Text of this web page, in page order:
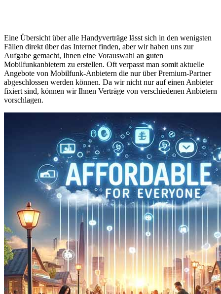
Eine Übersicht über alle Handyverträge lässt sich in den wenigsten
Fällen direkt über das Internet finden, aber wir haben uns zur
Aufgabe gemacht, Ihnen eine Vorauswahl an guten
Mobilfunkanbietern zu erstellen. Oft verpasst man somit aktuelle
Angebote von Mobilfunk-Anbietern die nur über Premium-Partner
abgeschlossen werden können. Da wir nicht nur auf einen Anbieter
fixiert sind, können wir Ihnen Verträge von verschiedenen Anbietern
vorschlagen.